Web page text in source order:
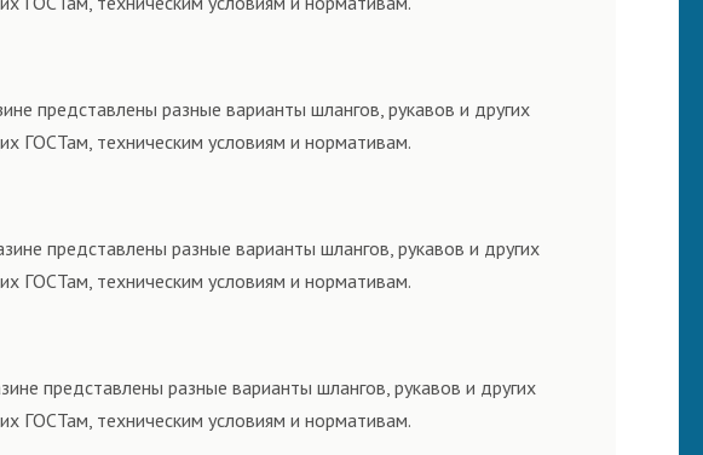
представлены разные варианты шлангов, рукавов и других
ГОСТам, техническим условиям и нормативам.
представлены разные варианты шлангов, рукавов и других
ГОСТам, техническим условиям и нормативам.
представлены разные варианты шлангов, рукавов и других
ГОСТам, техническим условиям и нормативам.